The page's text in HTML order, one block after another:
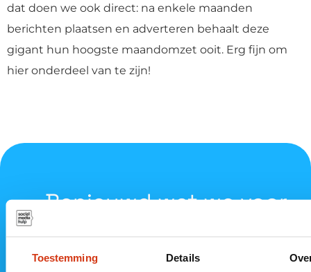
Toestemming Details
dat doen we ook direct: na enkele maanden
berichten plaatsen en adverteren behaalt deze
gigant hun hoogste maandomzet ooit. Erg fijn om
hier onderdeel van te zijn!
Benieuwd wat we voor
jou
kunnen betekenen?